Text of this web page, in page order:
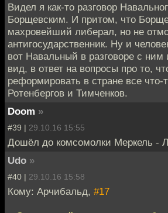
Видел я как-то разговор
Борщевским. И притом, что
махровейший либерал, но не
антигосударственник. Ну и
вот Навальный в разговоре с
вид, в ответ на вопросы про то,
реформировать в стране все что-
Ротенбергов и Тимченков.
Doom »
#39 | 29.10.16 15:55
Дошёл до комсомолки Меркель -
Udo »
#40 | 29.10.16 15:58
Кому: Арчибальд, #17